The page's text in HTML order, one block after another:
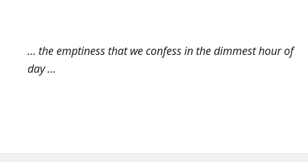
… the emptiness that we confess in the dimmest hour of
day …